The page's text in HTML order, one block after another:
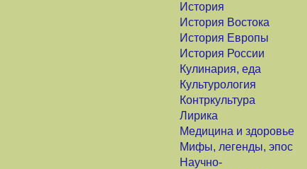
История
История Востока
История Европы
История России
Кулинария, еда
Культурология
Контркультура
Лирика
Медицина и здоровье
Мифы, легенды, эпос
Научно-